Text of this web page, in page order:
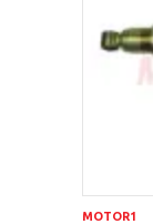
MOTOR1